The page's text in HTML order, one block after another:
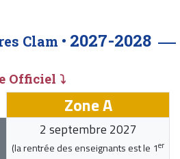
Clam • 2027-2028
Officiel ⤵
Zone A
2 septembre 2027
(la rentrée des enseignants est le 1er